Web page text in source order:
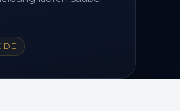
DE